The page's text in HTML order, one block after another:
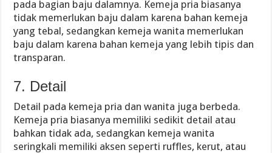
pada bagian baju dalamnya. Kemeja pria biasanya
tidak memerlukan baju dalam karena bahan kemeja
yang tebal, sedangkan kemeja wanita memerlukan
baju dalam karena bahan kemeja yang lebih tipis dan
transparan.
7. Detail
Detail pada kemeja pria dan wanita juga berbeda.
Kemeja pria biasanya memiliki sedikit detail atau
bahkan tidak ada, sedangkan kemeja wanita
seringkali memiliki aksen seperti ruffles, kerut, atau